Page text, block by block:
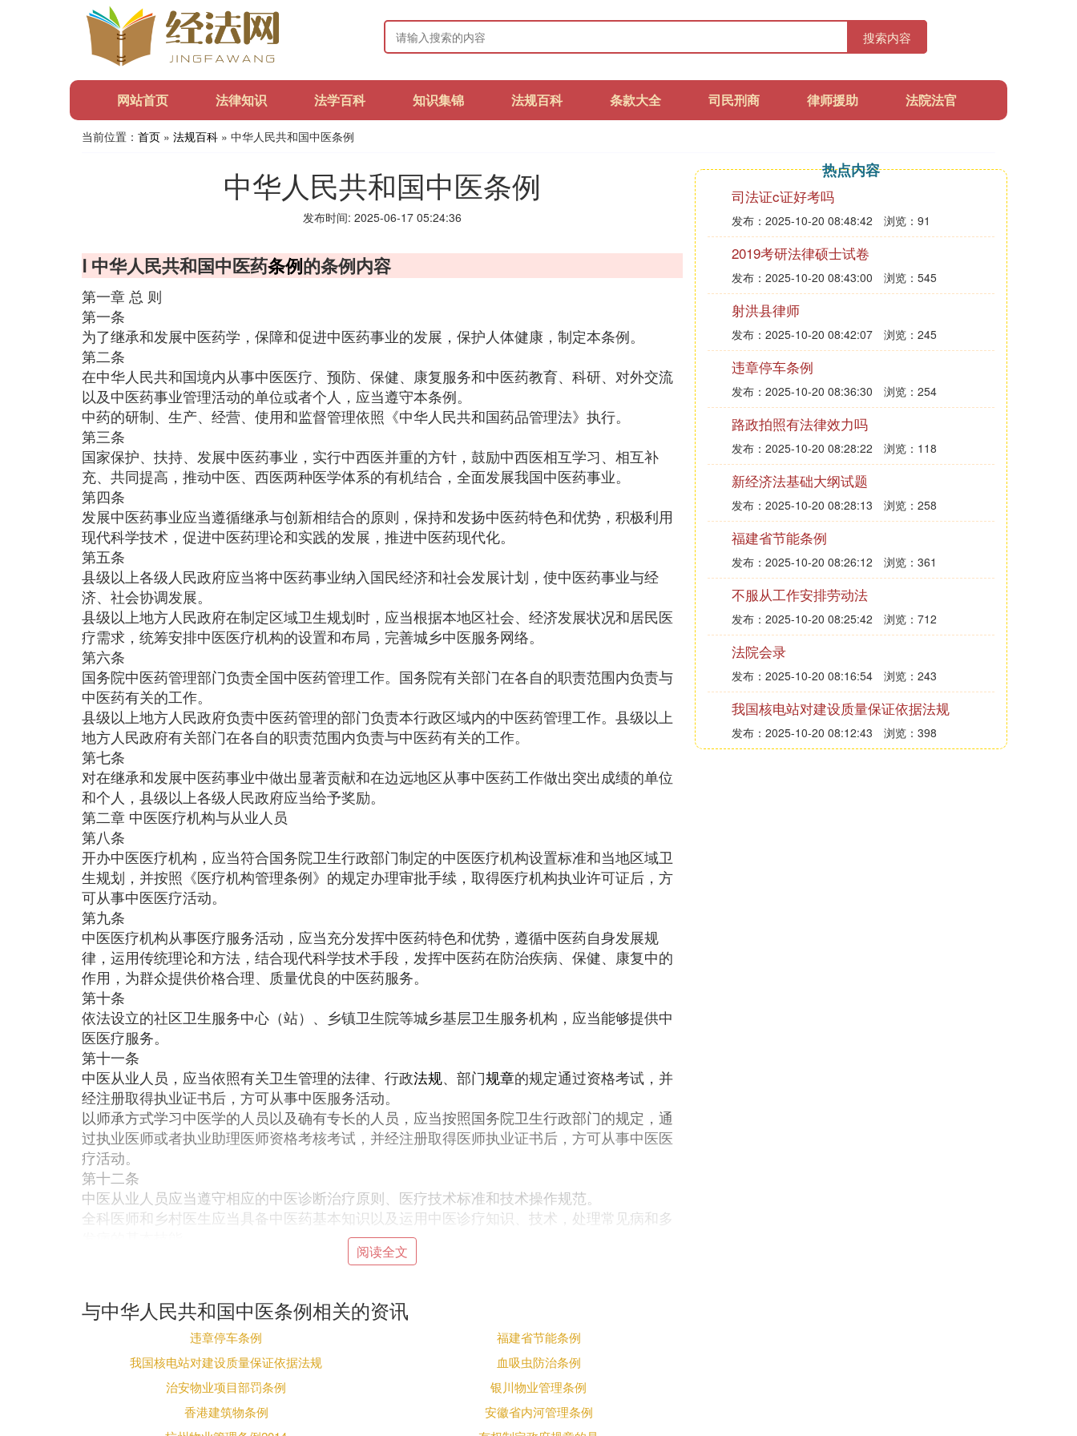
搜索内容
网站首页 法律知识 法学百科 知识集锦 法规百科 条款大全 司民刑商 律师援助 法院法官
当前位置： 首页 » 法规百科 » 中华人民共和国中医条例
中华人民共和国中医条例
发布时间: 2025-06-17 05:24:36
Ⅰ 中华人民共和国中医药条例的条例内容
第一章 总 则
第一条
为了继承和发展中医药学，保障和促进中医药事业的发展，保护人体健康，制定本条例。
第二条
在中华人民共和国境内从事中医医疗、预防、保健、康复服务和中医药教育、科研、对外交流
以及中医药事业管理活动的单位或者个人，应当遵守本条例。
中药的研制、生产、经营、使用和监督管理依照《中华人民共和国药品管理法》执行。
第三条
国家保护、扶持、发展中医药事业，实行中西医并重的方针，鼓励中西医相互学习、相互补
充、共同提高，推动中医、西医两种医学体系的有机结合，全面发展我国中医药事业。
第四条
发展中医药事业应当遵循继承与创新相结合的原则，保持和发扬中医药特色和优势，积极利用
现代科学技术，促进中医药理论和实践的发展，推进中医药现代化。
第五条
县级以上各级人民政府应当将中医药事业纳入国民经济和社会发展计划，使中医药事业与经
济、社会协调发展。
县级以上地方人民政府在制定区域卫生规划时，应当根据本地区社会、经济发展状况和居民医
疗需求，统筹安排中医医疗机构的设置和布局，完善城乡中医服务网络。
第六条
国务院中医药管理部门负责全国中医药管理工作。国务院有关部门在各自的职责范围内负责与
中医药有关的工作。
县级以上地方人民政府负责中医药管理的部门负责本行政区域内的中医药管理工作。县级以上
地方人民政府有关部门在各自的职责范围内负责与中医药有关的工作。
第七条
对在继承和发展中医药事业中做出显著贡献和在边远地区从事中医药工作做出突出成绩的单位
和个人，县级以上各级人民政府应当给予奖励。
第二章 中医医疗机构与从业人员
第八条
开办中医医疗机构，应当符合国务院卫生行政部门制定的中医医疗机构设置标准和当地区域卫
生规划，并按照《医疗机构管理条例》的规定办理审批手续，取得医疗机构执业许可证后，方
可从事中医医疗活动。
第九条
中医医疗机构从事医疗服务活动，应当充分发挥中医药特色和优势，遵循中医药自身发展规
律，运用传统理论和方法，结合现代科学技术手段，发挥中医药在防治疾病、保健、康复中的
作用，为群众提供价格合理、质量优良的中医药服务。
第十条
依法设立的社区卫生服务中心（站）、乡镇卫生院等城乡基层卫生服务机构，应当能够提供中
医医疗服务。
第十一条
中医从业人员，应当依照有关卫生管理的法律、行政法规、部门规章的规定通过资格考试，并
经注册取得执业证书后，方可从事中医服务活动。
以师承方式学习中医学的人员以及确有专长的人员，应当按照国务院卫生行政部门的规定，通
过执业医师或者执业助理医师资格考核考试，并经注册取得医师执业证书后，方可从事中医医
疗活动。
第十二条
中医从业人员应当遵守相应的中医诊断治疗原则、医疗技术标准和技术操作规范。
全科医师和乡村医生应当具备中医药基本知识以及运用中医诊疗知识、技术，处理常见病和多
管理的部门申请并报送有关材料。省、自治区、直辖市人民政府负责中医药管理的部门应当自
收到有关材料之日起10个工作日内进行审查，并作出是否核发中医医疗广告批准文号的决定。
对符合规定要求的，发给中医医疗广告批准文号。未取得中医医疗广告批准文号的，不得发布
中医医疗广告。
发布的中医医疗广告，其内容应当与审查批准发布的内容一致。
第三章 中医药教育与科研
阅读全文
与中华人民共和国中医条例相关的资讯
违章停车条例
福建省节能条例
我国核电站对建设质量保证依据法规
血吸虫防治条例
治安物业项目部罚条例
银川物业管理条例
香港建筑物条例
安徽省内河管理条例
热点内容
司法证c证好考吗
发布：2025-10-20 08:48:42 浏览：91
2019考研法律硕士试卷
发布：2025-10-20 08:43:00 浏览：545
射洪县律师
发布：2025-10-20 08:42:07 浏览：245
违章停车条例
发布：2025-10-20 08:36:30 浏览：254
路政拍照有法律效力吗
发布：2025-10-20 08:28:22 浏览：118
新经济法基础大纲试题
发布：2025-10-20 08:28:13 浏览：258
福建省节能条例
发布：2025-10-20 08:26:12 浏览：361
不服从工作安排劳动法
发布：2025-10-20 08:25:42 浏览：712
法院会录
发布：2025-10-20 08:16:54 浏览：243
我国核电站对建设质量保证依据法规
发布：2025-10-20 08:12:43 浏览：398